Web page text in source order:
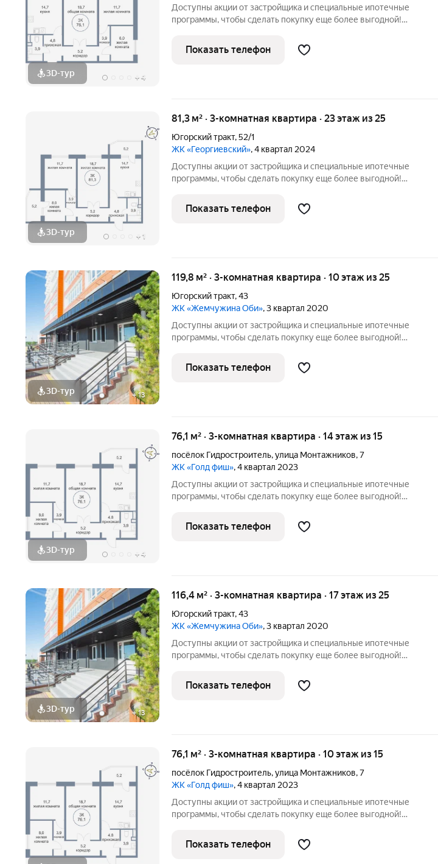
3D-тур + 4
Доступны акции от застройщика и специальные ипотечные
программы, чтобы сделать покупку еще более выгодной!
Звоните, чтобы узнать размер вашей скидки! Сибпромстрой - 30
лет на рынке! Готовое жилье.
Показать телефон
3D-тур + 1
81,3 м² · 3-комнатная квартира · 23 этаж из 25
Югорский тракт,52/1
ЖК «Георгиевский», 4 квартал 2024
Доступны акции от застройщика и специальные ипотечные
программы, чтобы сделать покупку еще более выгодной!
Звоните, чтобы узнать размер вашей скидки! Сибпромстрой - 30
лет на рынке! Готовое жилье.
Показать телефон
3D-тур +13
119,8 м² · 3-комнатная квартира · 10 этаж из 25
Югорский тракт,43
ЖК «Жемчужина Оби», 3 квартал 2020
Доступны акции от застройщика и специальные ипотечные
программы, чтобы сделать покупку еще более выгодной!
Звоните, чтобы узнать размер вашей скидки! Сибпромстрой - 30
лет на рынке! Готовое жилье.
Показать телефон
3D-тур + 4
76,1 м² · 3-комнатная квартира · 14 этаж из 15
посёлок Гидростроитель,улица Монтажников,7
ЖК «Голд фиш», 4 квартал 2023
Доступны акции от застройщика и специальные ипотечные
программы, чтобы сделать покупку еще более выгодной!
Звоните, чтобы узнать размер вашей скидки! Сибпромстрой - 30
лет на рынке! Готовое жилье.
Показать телефон
3D-тур +13
116,4 м² · 3-комнатная квартира · 17 этаж из 25
Югорский тракт,43
ЖК «Жемчужина Оби», 3 квартал 2020
Доступны акции от застройщика и специальные ипотечные
программы, чтобы сделать покупку еще более выгодной!
Звоните, чтобы узнать размер вашей скидки! Сибпромстрой - 30
лет на рынке! Готовое жилье.
Показать телефон
76,1 м² · 3-комнатная квартира · 10 этаж из 15
посёлок Гидростроитель,улица Монтажников,7
ЖК «Голд фиш», 4 квартал 2023
Доступны акции от застройщика и специальные ипотечные
программы, чтобы сделать покупку еще более выгодной!
Звоните, чтобы узнать размер вашей скидки! Сибпромстрой - 30
лет на рынке! Готовое жилье.
Показать телефон